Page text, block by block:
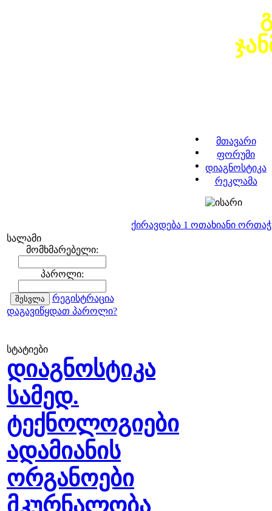
მთავარი
ფორუმი
დიაგნოსტიკა
რეკლამა
ქირავდება 1 ოთახიანი
სალამი
მომხმარებელი:
პაროლი:
რეგისტრაცია
დაგავიწყდათ პაროლი?
სტატიები
დიაგნოსტიკა
სამედ.
ტექნოლოგიები
ადამიანის
ორგანოები
მკურნალობა